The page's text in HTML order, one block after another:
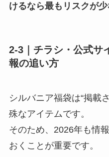
けるなら最もリスクが
2-3｜チラシ・公式サ
報の追い方
シルバニア福袋は“掲載
殊なアイテムです。
そのため、2026年も情
おくことが重要です。